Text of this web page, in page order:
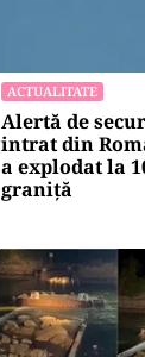
ACTUALITATE
Alertă de
intrat din
a explodat la
graniţă